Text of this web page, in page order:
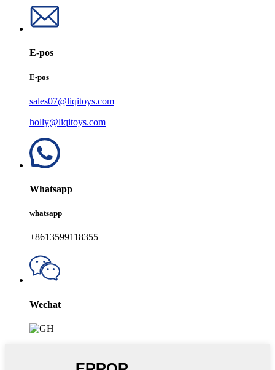
E-pos
E-pos
sales07@liqitoys.com
holly@liqitoys.com
Whatsapp
whatsapp
+8613599118355
Wechat